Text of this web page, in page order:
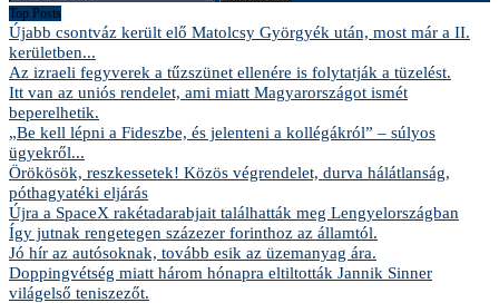
Top Posts
Újabb csontváz került elő Matolcsy Györgyék után, most már a II.
kerületben...
Az izraeli fegyverek a tűzszünet ellenére is folytatják a tüzelést.
Itt van az uniós rendelet, ami miatt Magyarországot ismét
beperelhetik.
„Be kell lépni a Fideszbe, és jelenteni a kollégákról” – súlyos
ügyekről...
Örökösök, reszkessetek! Közös végrendelet, durva hálátlanság,
póthagyatéki eljárás
Újra a SpaceX rakétadarabjait találhatták meg Lengyelországban
Így jutnak rengetegen százezer forinthoz az államtól.
Jó hír az autósoknak, tovább esik az üzemanyag ára.
Doppingvétség miatt három hónapra eltiltották Jannik Sinner
világelső teniszezőt.